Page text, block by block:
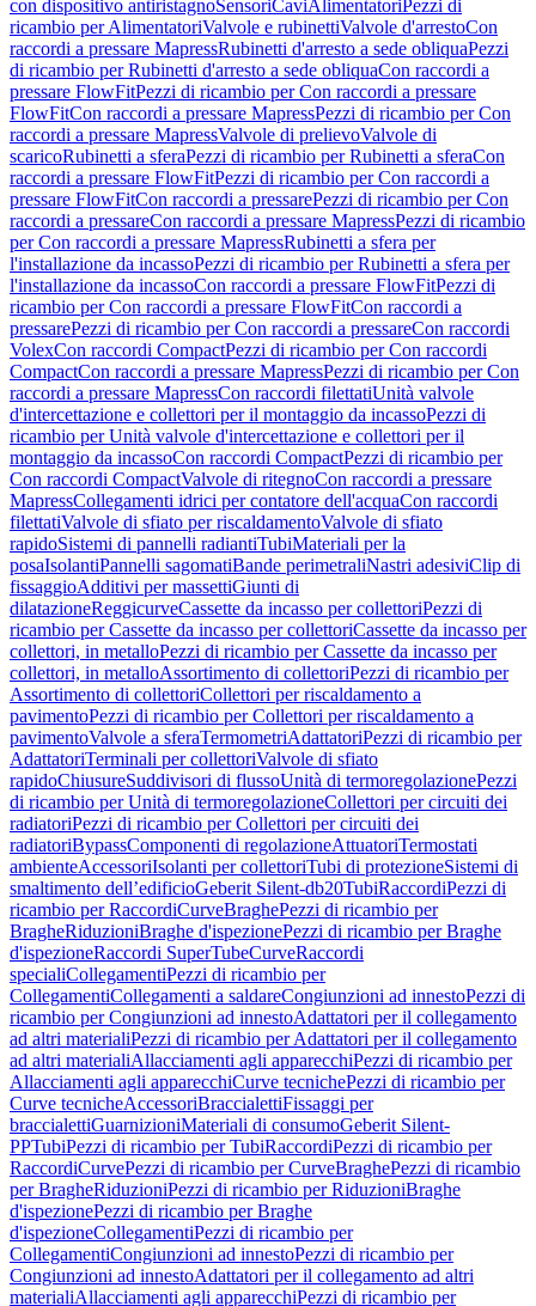
con dispositivo antiristagnoSensoriCaviAlimentatori Pezzi di
ricambio per AlimentatoriValvole e rubinettiValvole d'arrestoCon
raccordi a pressare MapressRubinetti d'arresto a sede obliquaPezzi
di ricambio per Rubinetti d'arresto a sede obliquaCon raccordi a
pressare FlowFitPezzi di ricambio per Con raccordi a pressare
FlowFitCon raccordi a pressare MapressPezzi di ricambio per Con
raccordi a pressare MapressValvole di prelievoValvole di
scaricoRubinetti a sferaPezzi di ricambio per Rubinetti a sferaCon
raccordi a pressare FlowFitPezzi di ricambio per Con raccordi a
pressare FlowFitCon raccordi a pressarePezzi di ricambio per Con
raccordi a pressareCon raccordi a pressare MapressPezzi di ricambio
per Con raccordi a pressare MapressRubinetti a sfera per
l'installazione da incassoPezzi di ricambio per Rubinetti a sfera per
l'installazione da incassoCon raccordi a pressare FlowFitPezzi di
ricambio per Con raccordi a pressare FlowFitCon raccordi a
pressarePezzi di ricambio per Con raccordi a pressareCon raccordi
VolexCon raccordi CompactPezzi di ricambio per Con raccordi
CompactCon raccordi a pressare MapressPezzi di ricambio per Con
raccordi a pressare MapressCon raccordi filettatiUnità valvole
d'intercettazione e collettori per il montaggio da incassoPezzi di
ricambio per Unità valvole d'intercettazione e collettori per il
montaggio da incassoCon raccordi CompactPezzi di ricambio per
Con raccordi CompactValvole di ritegnoCon raccordi a pressare
MapressCollegamenti idrici per contatore dell'acquaCon raccordi
filettatiValvole di sfiato per riscaldamentoValvole di sfiato
rapidoSistemi di pannelli radiantiTubiMateriali per la
posaIsolantiPannelli sagomatiBande perimetraliNastri adesiviClip di
fissaggioAdditivi per massettiGiunti di
dilatazioneReggicurveCassette da incasso per collettoriPezzi di
ricambio per Cassette da incasso per collettoriCassette da incasso per
collettori, in metalloPezzi di ricambio per Cassette da incasso per
collettori, in metalloAssortimento di collettoriPezzi di ricambio per
Assortimento di collettoriCollettori per riscaldamento a
pavimentoPezzi di ricambio per Collettori per riscaldamento a
pavimentoValvole a sferaTermometriAdattatoriPezzi di ricambio per
AdattatoriTerminali per collettoriValvole di sfiato
rapidoChiusureSuddivisori di flussoUnità di termoregolazionePezzi
di ricambio per Unità di termoregolazioneCollettori per circuiti dei
radiatoriPezzi di ricambio per Collettori per circuiti dei
radiatoriBypassComponenti di regolazioneAttuatoriTermostati
ambienteAccessoriIsolanti per collettoriTubi di protezioneSistemi di
smaltimento dell’edificioGeberit Silent-db20TubiRaccordiPezzi di
ricambio per RaccordiCurveBraghePezzi di ricambio per
BragheRiduzioniBraghe d'ispezionePezzi di ricambio per Braghe
d'ispezioneRaccordi SuperTubeCurveRaccordi
specialiCollegamentiPezzi di ricambio per
CollegamentiCollegamenti a saldareCongiunzioni ad innestoPezzi di
ricambio per Congiunzioni ad innestoAdattatori per il collegamento
ad altri materialiPezzi di ricambio per Adattatori per il collegamento
ad altri materialiAllacciamenti agli apparecchiPezzi di ricambio per
Allacciamenti agli apparecchiCurve tecnichePezzi di ricambio per
Curve tecnicheAccessoriBraccialettiFissaggi per
braccialettiGuarnizioniMateriali di consumoGeberit Silent-
PPTubiPezzi di ricambio per TubiRaccordiPezzi di ricambio per
RaccordiCurvePezzi di ricambio per CurveBraghePezzi di ricambio
per BragheRiduzioniPezzi di ricambio per RiduzioniBraghe
d'ispezionePezzi di ricambio per Braghe
d'ispezioneCollegamentiPezzi di ricambio per
CollegamentiCongiunzioni ad innestoPezzi di ricambio per
Congiunzioni ad innestoAdattatori per il collegamento ad altri
materialiAllacciamenti agli apparecchiPezzi di ricambio per